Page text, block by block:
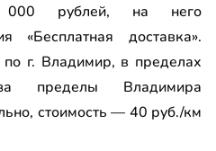
до
рублей, на него
«Бесплатная доставка».
по г. Владимир, в пределах
пределы Владимира
стоимость — 40 руб./км